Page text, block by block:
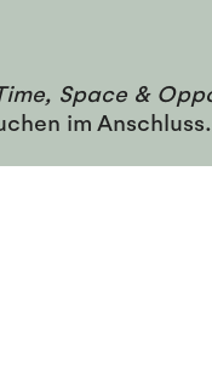
Space &
im Anschluss.